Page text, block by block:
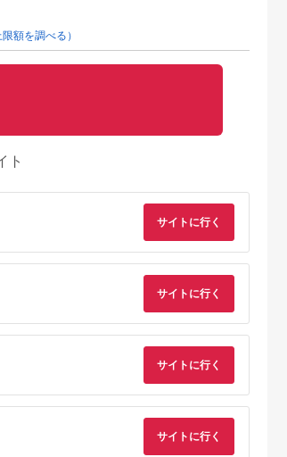
限額を調べる）
ト
サイトに行く
サイトに行く
サイトに行く
サイトに行く